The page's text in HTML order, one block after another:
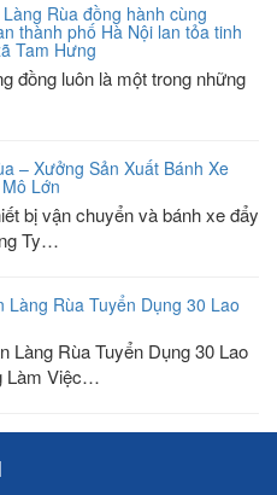
Rùa đồng hành cùng
thành phố Hà Nội lan tỏa tinh
Tam Hưng
đồng luôn là một trong những
– Xưởng Sản Xuất Bánh Xe
Lớn
bị vận chuyển và bánh xe đẩy
Ty…
Làng Rùa Tuyển Dụng 30 Lao
Làng Rùa Tuyển Dụng 30 Lao
Làm Việc…